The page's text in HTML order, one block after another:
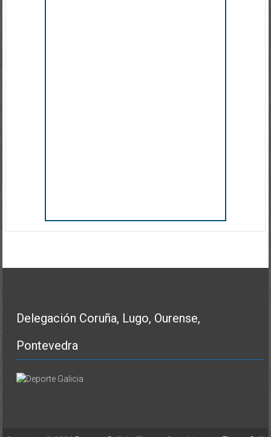
Delegación Coruña, Lugo, Ourense,
Pontevedra